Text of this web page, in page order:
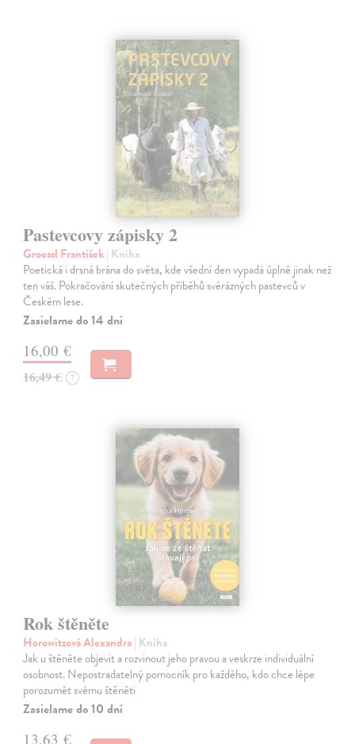
Pastevcovy zápisky 2
Groessl František| Kniha
Poetická i drsná brána do světa, kde všední den vypadá úplně jinak než
ten váš. Pokračování skutečných příběhů svérázných pastevců v
Českém lese.
Zasielame do 14 dní
16,00 €
16,49 € ?
Rok štěněte
Horowitzová Alexandra| Kniha
Jak u štěněte objevit a rozvinout jeho pravou a veskrze individuální
osobnost. Nepostradatelný pomocník pro každého, kdo chce lépe
porozumět svému štěněti
Zasielame do 10 dní
13,63 €